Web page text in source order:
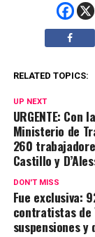
RELATED TOPICS:
UP NEXT
URGENTE:
Ministerio de
260
Castillo y
DON'T MISS
Fue exclusiva:
contratistas de
suspensiones y